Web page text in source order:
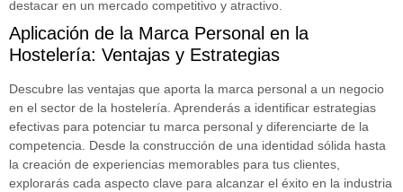
destacar en un mercado competitivo y atractivo.
Aplicación de la Marca Personal en la
Hostelería: Ventajas y Estrategias
Descubre las ventajas que aporta la marca personal a un negocio
en el sector de la hostelería. Aprenderás a identificar estrategias
efectivas para potenciar tu marca personal y diferenciarte de la
competencia. Desde la construcción de una identidad sólida hasta
la creación de experiencias memorables para tus clientes,
explorarás cada aspecto clave para alcanzar el éxito en la industria